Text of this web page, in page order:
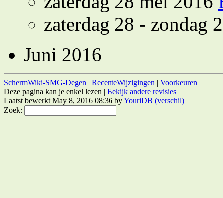
zaterdag 28 - zondag
Juni 2016
SchermWiki-SMG-Degen | RecenteWijzigingen | Voorkeuren
Deze pagina kan je enkel lezen | Bekijk andere revisies
Laatst bewerkt May 8, 2016 08:36 byYouriDB (verschil)
Zoek: